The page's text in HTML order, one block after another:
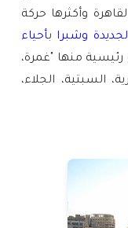
وأكثرها حركة
وشبرا بأحياء
منها "غمرة،
السبتية، الجلاء،